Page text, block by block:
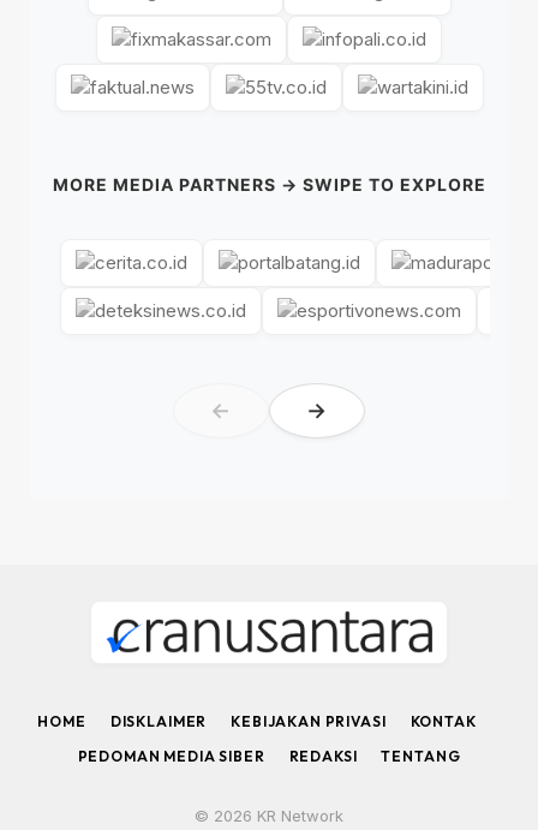
MORE MEDIA PARTNERS → SWIPE TO EXPLORE
← →
HOME DISKLAIMER KEBIJAKAN PRIVASI
KONTAK
PEDOMAN MEDIA SIBER
REDAKSI TENTANG
© 2026 KR Network